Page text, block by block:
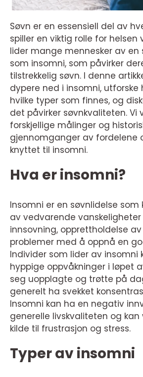
Søvn er en essensiell del av
spiller en viktig rolle for helsen
lider mange mennesker av en
som insomni, som påvirker
tilstrekkelig søvn. I denne
dypere ned i insomni, utforske
hvilke typer som finnes, og
det påvirker søvnkvaliteten. Vi
forskjellige målinger og
gjennomganger av fordelene
knyttet til insomni.
Hva er insomni?
Insomni er en søvnlidelse som
av vedvarende
innsovning, opprettholdelse
problemer med å oppnå en
Individer som lider av insomni
hyppige oppvåkninger i løpet
seg uopplagte og trøtte på
generelt ha svekket
Insomni kan ha en negativ
generelle livskvaliteten og
kilde til frustrasjon og stress.
Typer av insomni